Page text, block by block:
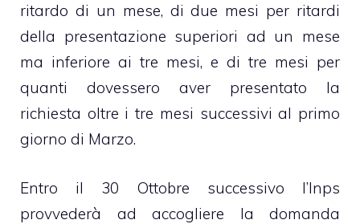
ritardo di un mese, di due mesi per ritardi
della presentazione superiori ad un mese
ma inferiore ai tre mesi, e di tre mesi per
quanti dovessero aver presentato la
richiesta oltre i tre mesi successivi al primo
giorno di Marzo.
Entro il 30 Ottobre successivo l’Inps
provvederà ad accogliere la domanda